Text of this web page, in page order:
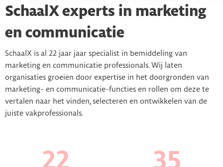
SchaalX experts in marketing
en communicatie
SchaalX is al 22 jaar jaar specialist in bemiddeling van
marketing en communicatie professionals. Wij laten
organisaties groeien door expertise in het doorgronden van
marketing- en communicatie-functies en rollen om deze te
vertalen naar het vinden, selecteren en ontwikkelen van de
juiste vakprofessionals.
22 35